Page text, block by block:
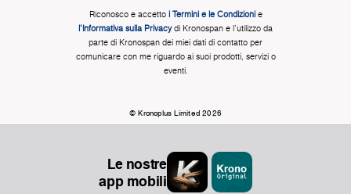
Riconosco e accetto i Termini e le Condizionie
l'Informativa sulla Privacydi Kronospan e l'utilizzo da
parte di Kronospan dei miei dati di contatto per
comunicare con me riguardo ai suoi prodotti, servizi o
eventi.
© Kronoplus Limited 2026
Le nostre
app mobili